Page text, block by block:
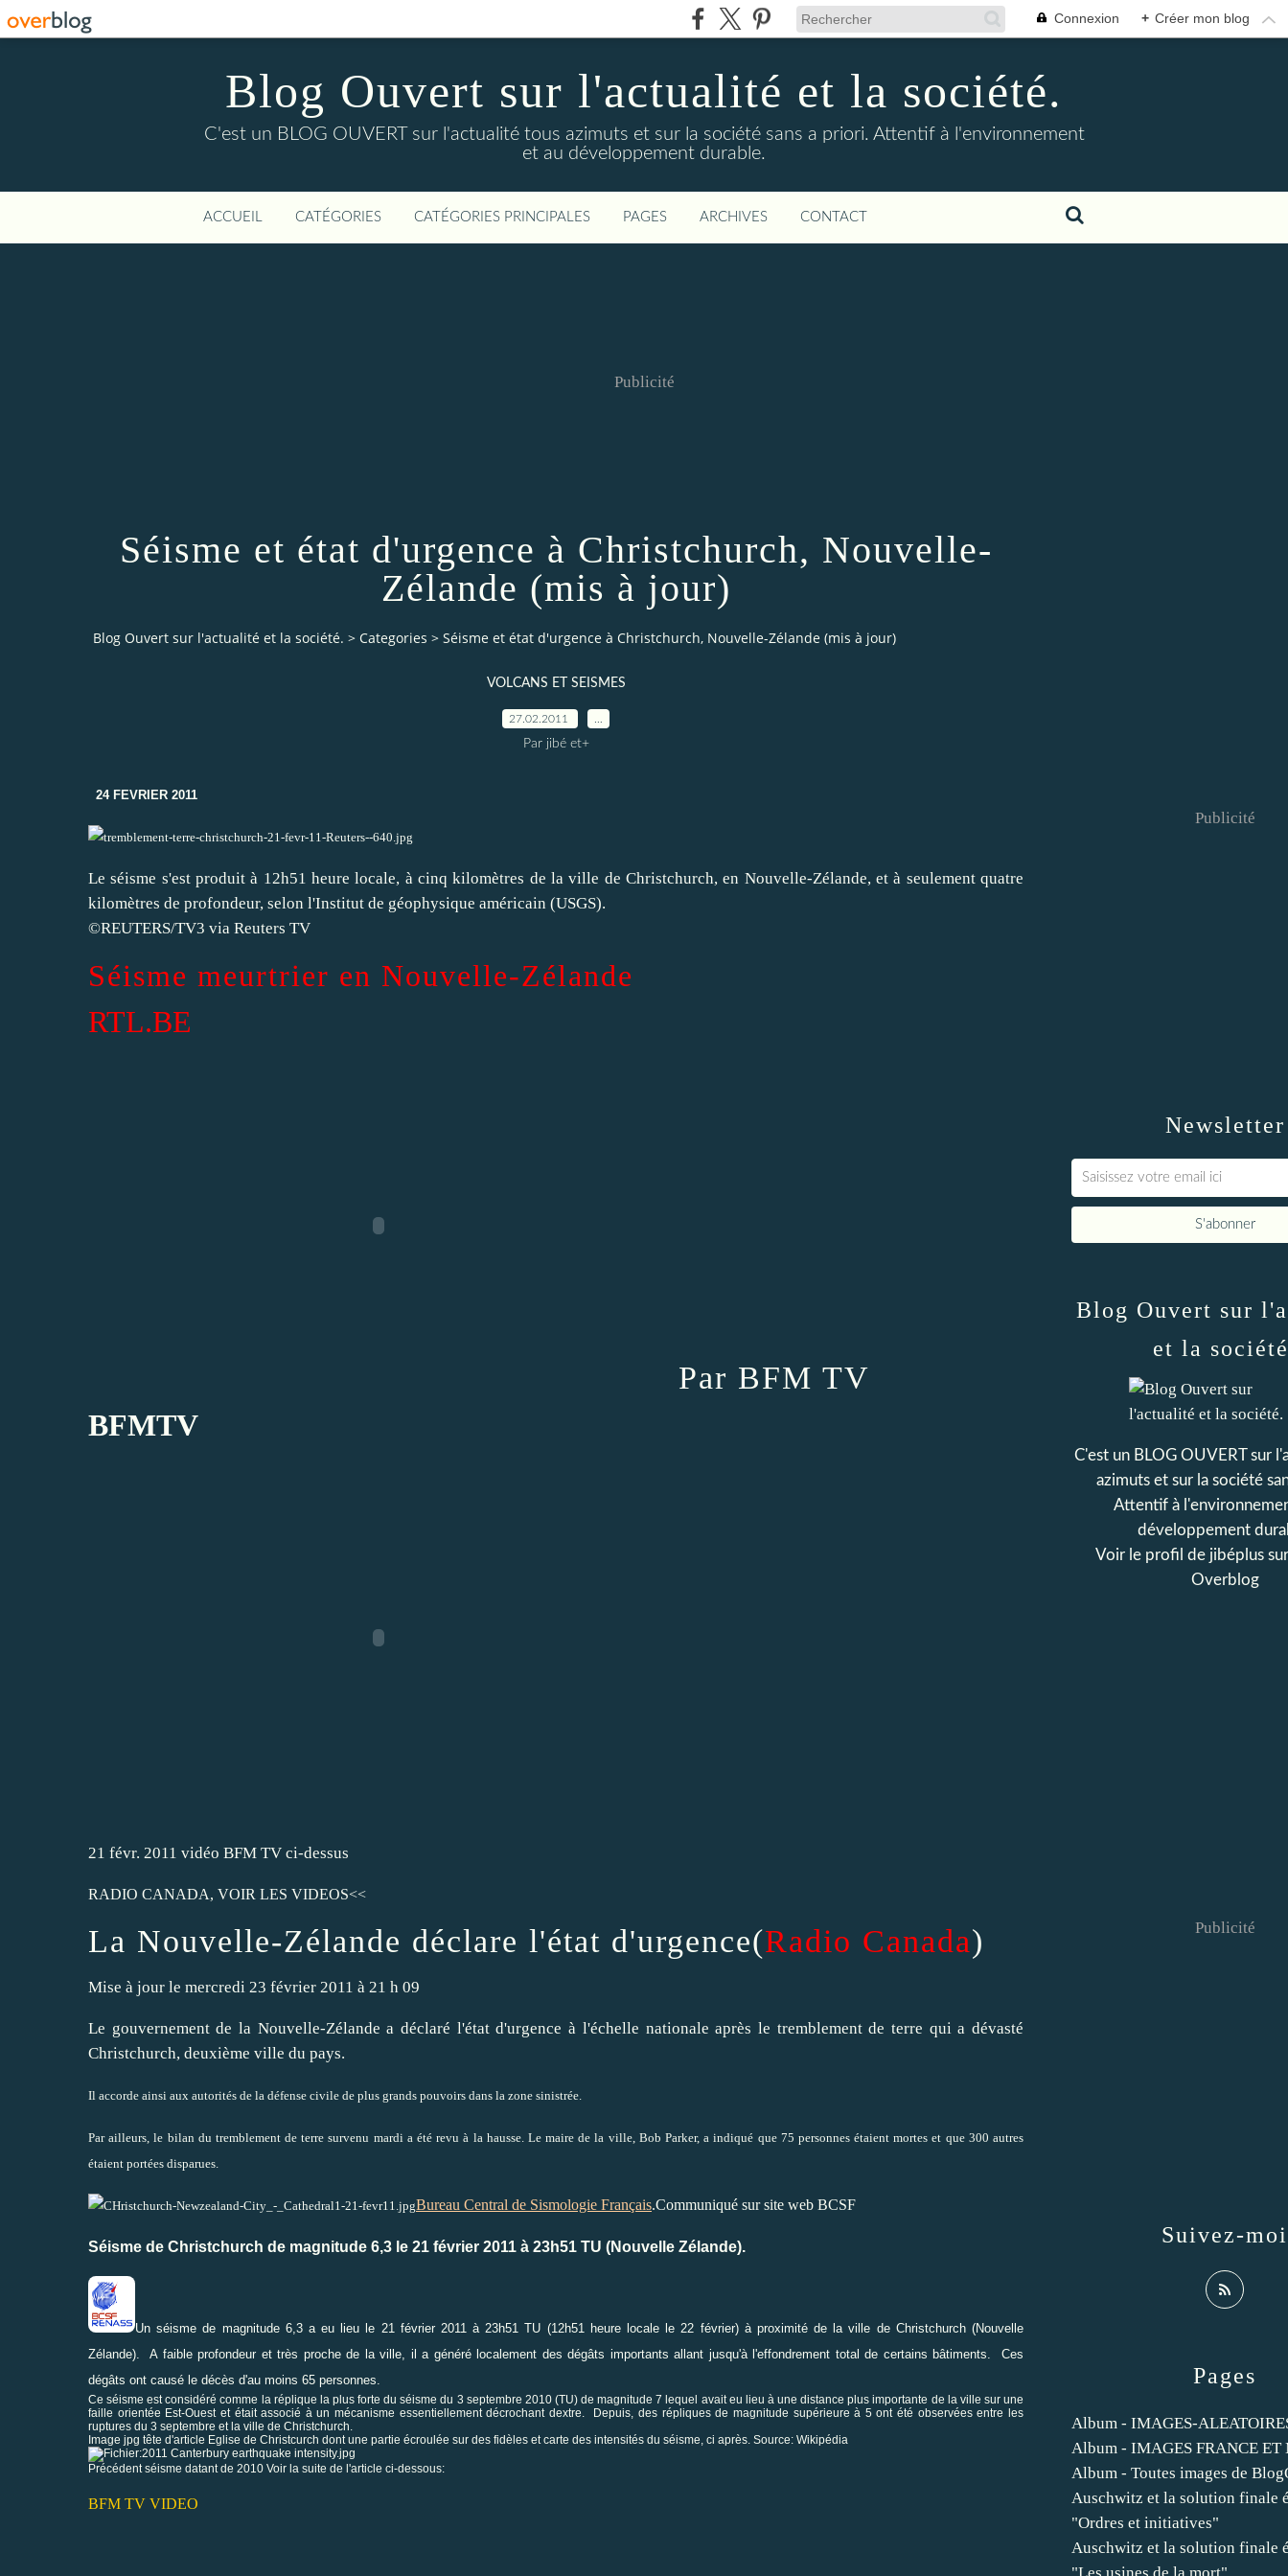
Connexion + Créer mon blog
Blog Ouvert sur l'actualité et la société.
C'est un BLOG OUVERT sur l'actualité tous azimuts et sur la société sans a priori. Attentif à l'environnement
et au développement durable.
ACCUEIL CATÉGORIES CATÉGORIES PRINCIPALES PAGES ARCHIVES CONTACT
Publicité
Séisme et état d'urgence à Christchurch, Nouvelle-
Zélande (mis à jour)
Blog Ouvert sur l'actualité et la société. > Categories > Séisme et état d'urgence à Christchurch, Nouvelle-Zélande (mis à jour)
VOLCANS ET SEISMES
27.02.2011
Par jibé et+
24 FEVRIER 2011
Le séisme s'est produit à 12h51 heure locale, à cinq kilomètres de la ville de Christchurch, en Nouvelle-Zélande, et à seulement quatre
kilomètres de profondeur, selon l'Institut de géophysique américain (USGS).
©REUTERS/TV3 via Reuters TV
Séisme meurtrier en Nouvelle-Zélande
RTL.BE
Par BFM TV
BFMTV
21 févr. 2011 vidéo BFM TV ci-dessus
RADIO CANADA, VOIR LES VIDEOS<<
La Nouvelle-Zélande déclare l'état d'urgence(Radio Canada)
Mise à jour le mercredi 23 février 2011 à 21 h 09
Le gouvernement de la Nouvelle-Zélande a déclaré l'état d'urgence à l'échelle nationale après le tremblement de terre qui a dévasté
Christchurch, deuxième ville du pays.
Il accorde ainsi aux autorités de la défense civile de plus grands pouvoirs dans la zone sinistrée.
Par ailleurs, le bilan du tremblement de terre survenu mardi a été revu à la hausse. Le maire de la ville, Bob Parker, a indiqué que 75 personnes étaient mortes et que 300 autres
étaient portées disparues.
Bureau Central de Sismologie Français.Communiqué sur site web BCSF
Séisme de Christchurch de magnitude 6,3 le 21 février 2011 à 23h51 TU (Nouvelle Zélande).
Un séisme de magnitude 6,3 a eu lieu le 21 février 2011 à 23h51 TU (12h51 heure locale le 22 février) à proximité de la ville de Christchurch (Nouvelle
Zélande). A faible profondeur et très proche de la ville, il a généré localement des dégâts importants allant jusqu'à l'effondrement total de certains bâtiments. Ces
dégâts ont causé le décès d'au moins 65 personnes.
Ce séisme est considéré comme la réplique la plus forte du séisme du 3 septembre 2010 (TU) de magnitude 7 lequel avait eu lieu à une distance plus importante de la ville sur une
faille orientée Est-Ouest et était associé à un mécanisme essentiellement décrochant dextre. Depuis, des répliques de magnitude supérieure à 5 ont été observées entre les
ruptures du 3 septembre et la ville de Christchurch.
Image jpg tête d'article Eglise de Christcurch dont une partie écroulée sur des fidèles et carte des intensités du séisme, ci après. Source: Wikipédia
Précédent séisme datant de 2010 Voir la suite de l'article ci-dessous:
BFM TV VIDEO
Newsletter
Publicité
Pages
Album - IMAGES-
Album - IMAGES FRANCE ET
Album - Toutes images de
Auschwitz et la solution finale
"Ordres et initiatives"
Auschwitz et la solution finale
Blog Ouvert sur
et la
C'est un BLOG OUVERT sur
azimuts et sur la société
Attentif à
développement
Voir le profil de jibéplus
Overblog
Suivez-moi
Publicité